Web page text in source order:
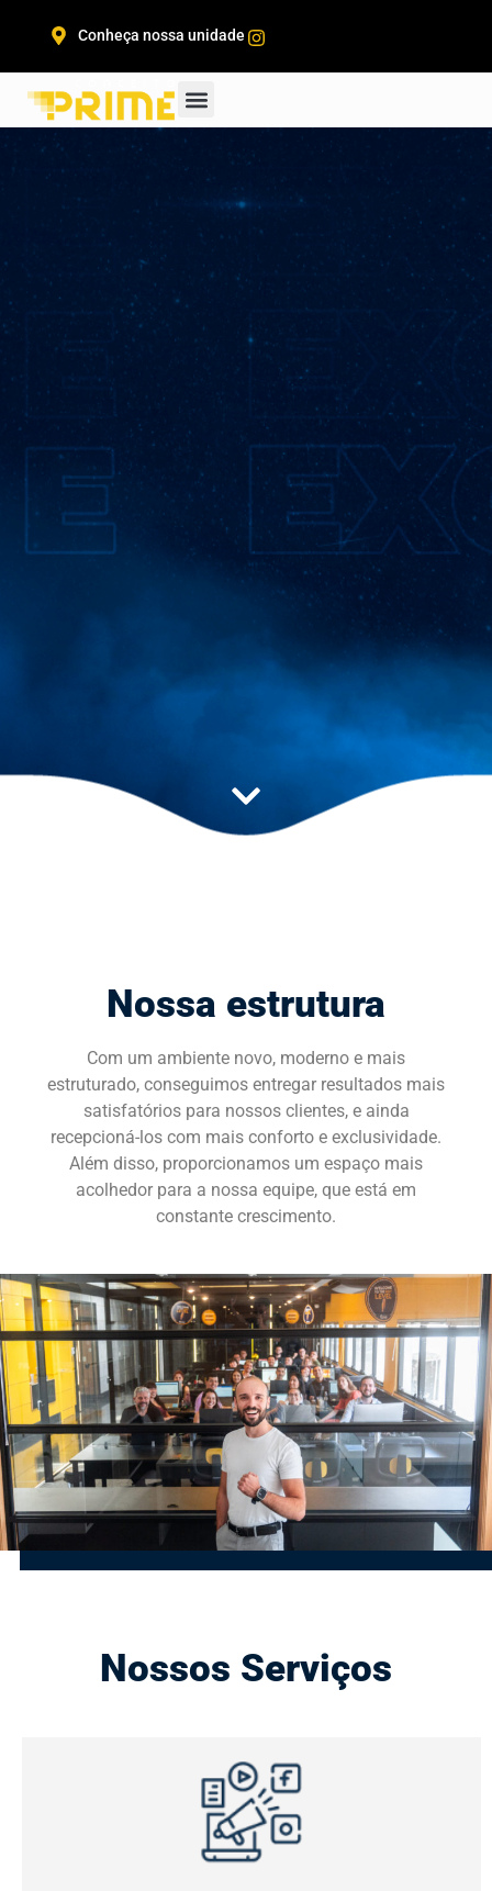
Conheça nossa unidade
SOLICITE UMA DEMONSTRAÇÃO
Nossa estrutura
Com um ambiente novo, moderno e mais
estruturado, conseguimos entregar resultados mais
satisfatórios para nossos clientes, e ainda
recepcioná-los com mais conforto e exclusividade.
Além disso, proporcionamos um espaço mais
acolhedor para a nossa equipe, que está em
constante crescimento.
Nossos Serviços
Gestão de Redes Sociais
Otimizamos resultados! Fazemos o planejamento,